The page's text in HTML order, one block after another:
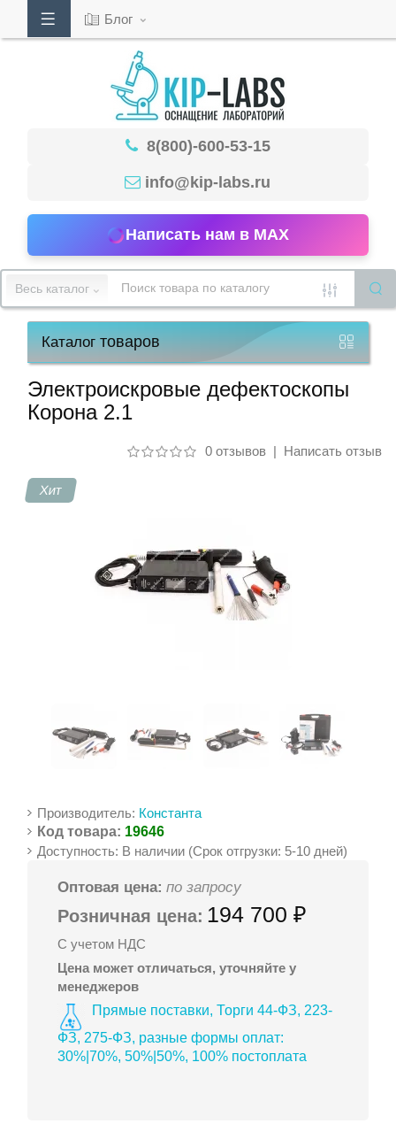
53-
15
работы
Блог
8(800)-600-53-15
info@kip-labs.ru
Написать нам в MAX
Весь каталог
Каталогтоваров
Электроискровые дефектоскопы
Корона 2.1
0 отзывов| Написать отзыв
Хит
Производитель: Константа
Код товара: 19646
Доступность: В наличии (Срок отгрузки: 5-10 дней)
Оптовая цена: по запросу
Розничная цена: 194 700 ₽
С учетом НДС
Цена может отличаться, уточняйте у
менеджеров
Прямые поставки, Торги 44-ФЗ, 223-
ФЗ, 275-ФЗ, разные формы оплат:
30%|70%, 50%|50%, 100% постоплата